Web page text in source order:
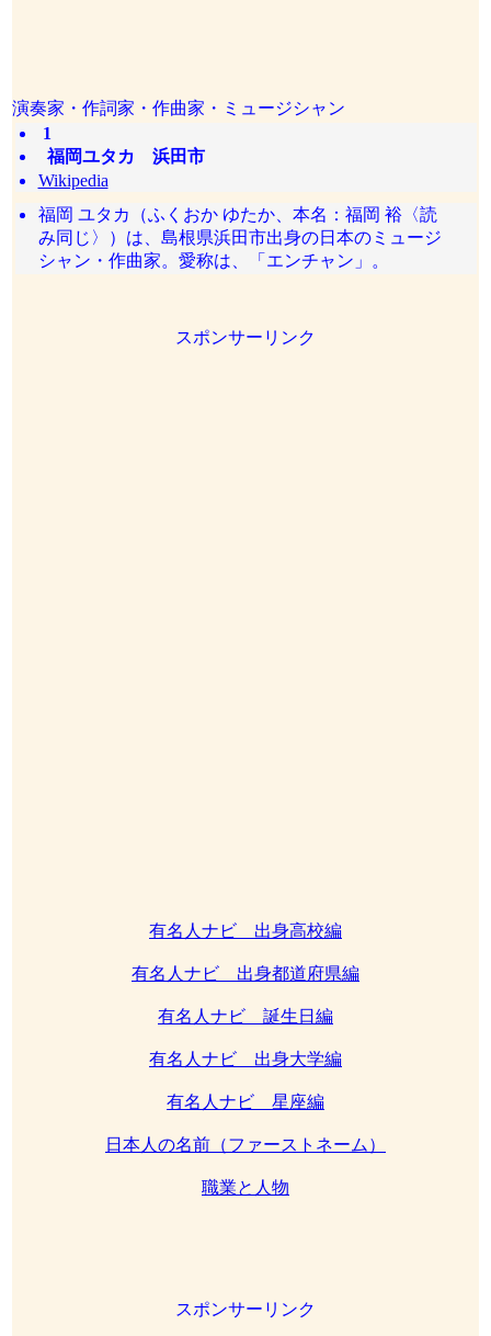
演奏家・作詞家・作曲家・ミュージシャン
1
福岡ユタカ 浜田市
Wikipedia
福岡 ユタカ（ふくおか ゆたか、本名：福岡 裕〈読
み同じ〉）は、島根県浜田市出身の日本のミュージ
シャン・作曲家。愛称は、「エンチャン」。
スポンサーリンク
有名人ナビ 出身高校編
有名人ナビ 出身都道府県編
有名人ナビ 誕生日編
有名人ナビ 出身大学編
有名人ナビ 星座編
日本人の名前（ファーストネーム）
職業と人物
スポンサーリンク